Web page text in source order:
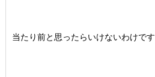
当たり前と思ったらいけないわけです